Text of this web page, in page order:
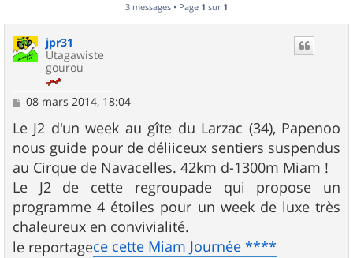
3 messages • Page 1 sur 1
jpr31
Utagawiste
gourou
M
s
s
a
g
e
08 mars 2014, 18:04
Le J2 d'un week au gîte du Larzac (34), Papenoo
nous guide pour de déliiceux sentiers suspendus
au Cirque de Navacelles. 42km d-1300m Miam !
Le J2 de cette regroupade qui propose un
programme 4 étoiles pour un week de luxe très
chaleureux en convivialité.
le reportagece cette Miam Journée ****